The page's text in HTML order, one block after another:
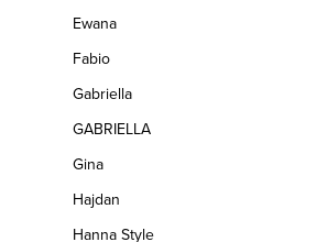
Ewana
Fabio
Gabriella
GABRIELLA
Gina
Hajdan
Hanna Style